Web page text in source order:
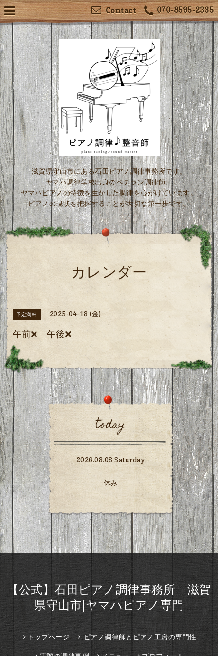
070-8595-2335
Contact
滋賀県守山市にある石田ピアノ調律事務所です。
ヤマハ調律学校出身のベテラン調律師、
ヤマハピアノの特徴を生かした調律を心がけています。
ピアノの現状を把握することが大切な第一歩です。
カレンダー
予定満杯 2025-04-18 (金)
午前❌️ 午後❌
today
2026.08.08 Saturday
休み
【公式】石田ピアノ調律事務所 滋賀
県守山市|ヤマハピアノ専門
トップページ ピアノ調律師とピアノ工房の専門性